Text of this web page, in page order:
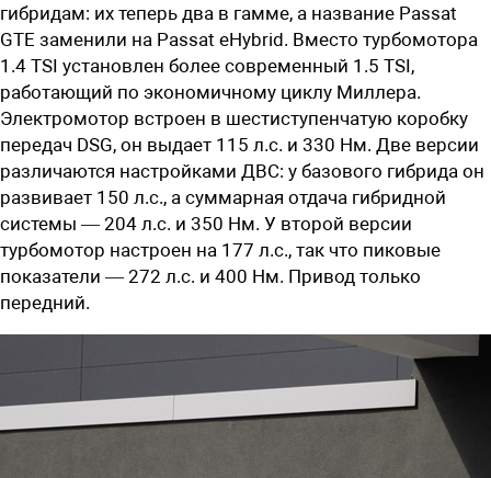
гибридам: их теперь два в гамме, а название Passat
GTE заменили на Passat eHybrid. Вместо турбомотора
1.4 TSI установлен более современный 1.5 TSI,
работающий по экономичному циклу Миллера.
Электромотор встроен в шестиступенчатую коробку
передач DSG, он выдает 115 л.с. и 330 Нм. Две версии
различаются настройками ДВС: у базового гибрида он
развивает 150 л.с., а суммарная отдача гибридной
системы — 204 л.с. и 350 Нм. У второй версии
турбомотор настроен на 177 л.с., так что пиковые
показатели — 272 л.с. и 400 Нм. Привод только
передний.